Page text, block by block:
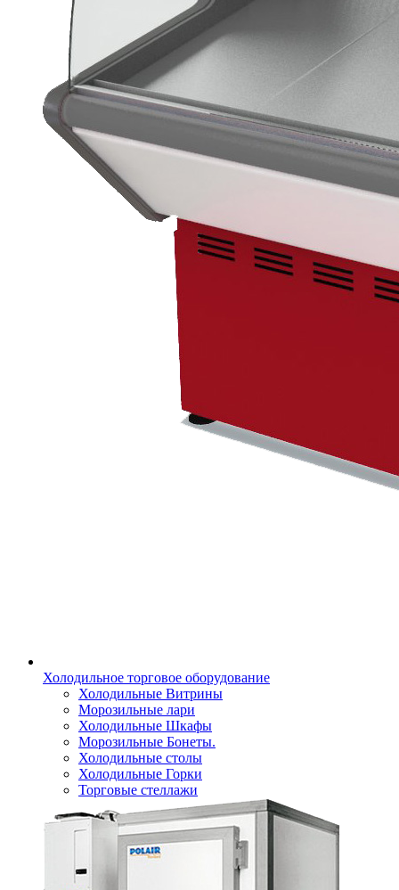
Холодильное торговое оборудование
Холодильные Витрины
Морозильные лари
Холодильные Шкафы
Морозильные Бонеты.
Холодильные столы
Холодильные Горки
Торговые стеллажи